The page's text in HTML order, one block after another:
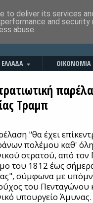
ΕΛΛΑΔΑ ΟΙΚΟΝΟΜΙΑ
Τραμπ
"θα έχει
πολέμου καθ' όλη
στρατού, από τον
του 1812 έως
σύμφωνα με
του Πενταγώνου
υπουργείο Άμυνας.
to deliver its services
and
abuse.